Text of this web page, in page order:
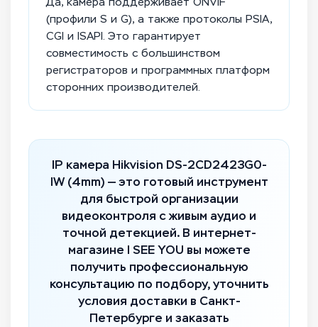
(профили S и G), а также протоколы PSIA,
CGI и ISAPI. Это гарантирует
совместимость с большинством
регистраторов и программных платформ
сторонних производителей.
IP камера Hikvision DS-2CD2423G0-
IW (4mm) — это готовый инструмент
для быстрой организации
видеоконтроля с живым аудио и
точной детекцией. В интернет-
магазине I SEE YOU вы можете
получить профессиональную
консультацию по подбору, уточнить
условия доставки в Санкт-
Петербурге и заказать